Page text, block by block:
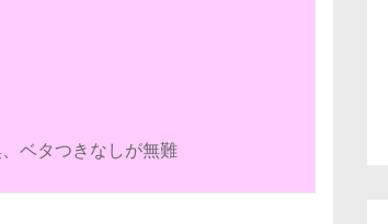
ベタつきなしが無難